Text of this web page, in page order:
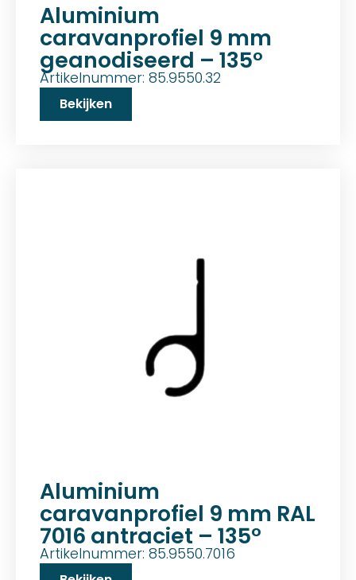
Aluminium
caravanprofiel 9 mm
geanodiseerd – 135°
Artikelnummer: 85.9550.32
Bekijken
Aluminium
caravanprofiel 9 mm RAL
7016 antraciet – 135°
Artikelnummer: 85.9550.7016